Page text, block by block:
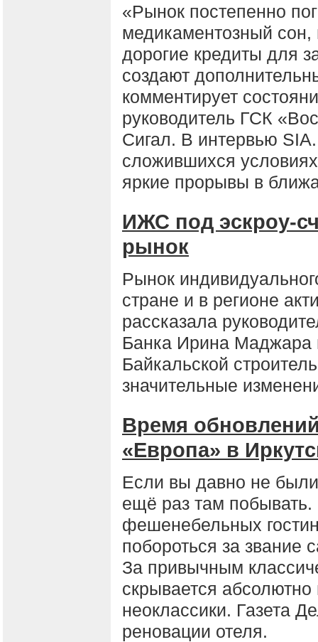
«Рынок постепенно
медикаментозный сон,
дорогие кредиты для
создают
комментирует
руководитель ГСК
Сигал. В интервью
сложившихся
яркие прорывы в
ИЖС под эскроу-
рынок
Рынок
стране и в регионе
рассказала
Банка Ирина Маджара
Байкальской
значительные
Время
«Европа» в
Если вы давно не были
ещё раз там
фешенебельных
побороться за звание
За привычным
скрывается
неоклассики. Газета
реновации отеля.